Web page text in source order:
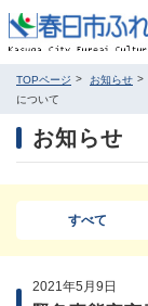
TOPページ お知らせ
について
お知らせ
すべて
2021年5月9日